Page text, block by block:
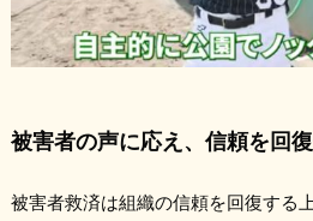
被害者の声に応え、信頼を回復
被害者救済は組織の信頼を回復する